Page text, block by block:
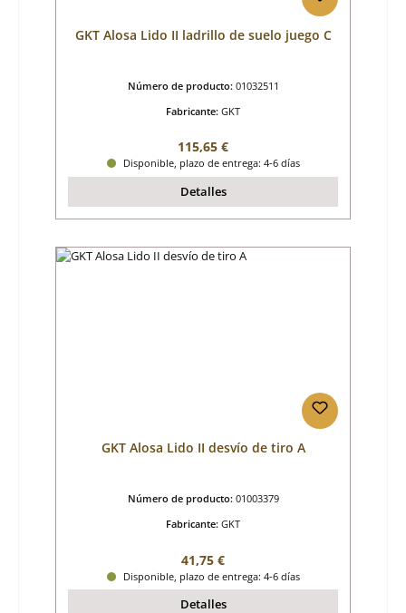
GKT Alosa Lido II ladrillo de suelo juego C
Número de producto: 01032511
Fabricante: GKT
Precio normal:
115,65 €
Disponible, plazo de entrega: 4-6 días
Detalles
GKT Alosa Lido II desvío de tiro A
Número de producto: 01003379
Fabricante: GKT
Precio normal:
41,75 €
Disponible, plazo de entrega: 4-6 días
Detalles